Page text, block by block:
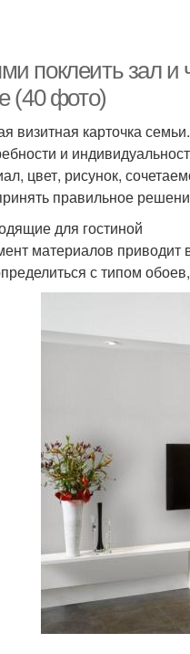
поклеить зал и
(40 фото)
визитная карточка
и
цвет, рисунок,
правильное
для гостиной
материалов приводит
с типом